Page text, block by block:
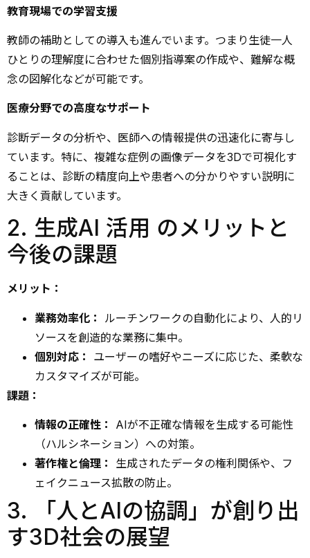
教育現場での学習支援
教師の補助としての導入も進んでいます。つまり生徒一人
ひとりの理解度に合わせた個別指導案の作成や、難解な概
念の図解化などが可能です。
医療分野での高度なサポート
診断データの分析や、医師への情報提供の迅速化に寄与し
ています。特に、複雑な症例の画像データを3Dで可視化す
ることは、診断の精度向上や患者への分かりやすい説明に
大きく貢献しています。
2. 生成AI 活用 のメリットと
今後の課題
メリット：
業務効率化：
ルーチンワークの自動化により、人的リ
ソースを創造的な業務に集中。
個別対応：
ユーザーの嗜好やニーズに応じた、柔軟な
カスタマイズが可能。
課題：
情報の正確性：
AIが不正確な情報を生成する可能性
（ハルシネーション）への対策。
著作権と倫理：
生成されたデータの権利関係や、フ
ェイクニュース拡散の防止。
3. 「人とAIの協調」が創り出
す3D社会の展望